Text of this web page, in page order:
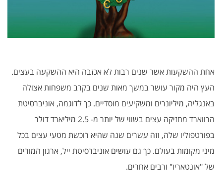
אחת ההשקעות אשר שנים רבות לא אכזבה היא ההשקעה בעצים.
העץ היה מקור עושר במשך מאות שנים בקרב משפחות אצולה
באנגליה, מיליונרים ומשקיעים מוסדיים. כך לדוגמה, אוניברסיטת
הרווארד מחזיקה עצים בשווי של יותר מ- 2.5 מיליארד דולר
בפורטפוליו שלה, וזה עשרים שנה שהיא רוכשת מטעי עצים בכל
מיני מקומות בעולם. כך גם עושים אוניברסיטת ייל, ארגון המורים
של "אונטאריו" ורבים אחרים.